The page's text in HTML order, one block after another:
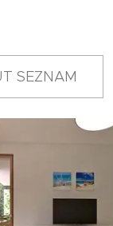
SEZNAM